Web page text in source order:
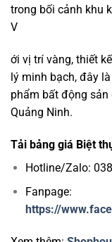
trong bối cảnh khu
V
ới vị trí vàng, thiết
lý minh bạch, đây
phẩm bất động sản
Quảng Ninh.
Tải bảng giá Biệt
Hotline/Zalo:
Fanpage:
https://